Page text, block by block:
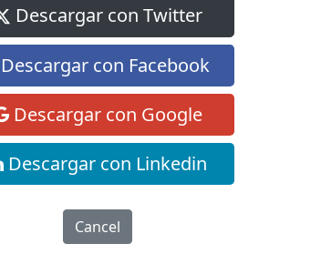
Descargar con Twitter
con Facebook
Descargar con Google
Descargar con Linkedin
Cancel